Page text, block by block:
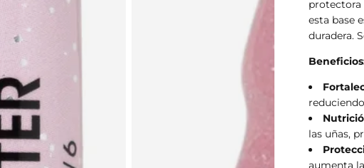
protectora
esta base
duradera.
las uñas,
aumenta